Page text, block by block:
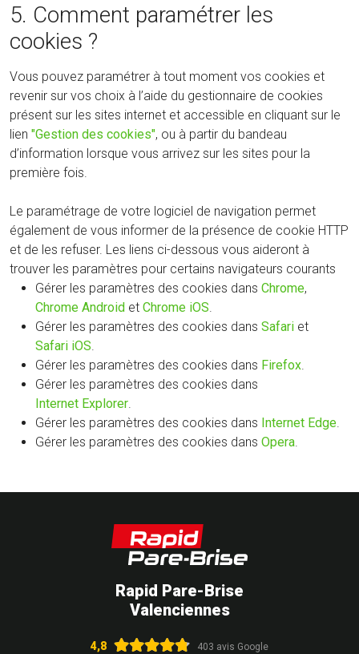
5. Comment paramétrer les
cookies ?
Vous pouvez paramétrer à tout moment vos cookies et
revenir sur vos choix à l’aide du gestionnaire de cookies
présent sur les sites internet et accessible en cliquant sur le
lien "Gestion des cookies", ou à partir du bandeau
d’information lorsque vous arrivez sur les sites pour la
première fois.
Le paramétrage de votre logiciel de navigation permet
également de vous informer de la présence de cookie HTTP
et de les refuser. Les liens ci-dessous vous aideront à
trouver les paramètres pour certains navigateurs courants
Gérer les paramètres des cookies dans Chrome,
Chrome Android et Chrome iOS.
Gérer les paramètres des cookies dans Safari et
Safari iOS.
Gérer les paramètres des cookies dans Firefox.
Gérer les paramètres des cookies dans
Internet Explorer.
Gérer les paramètres des cookies dans Internet Edge.
Gérer les paramètres des cookies dans Opera.
Rapid Pare-Brise
Valenciennes
4,8 403 avis Google